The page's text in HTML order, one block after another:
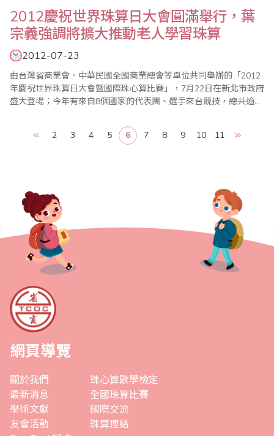
2012慶祝世界珠算日大會圓滿舉行，葉
宗義強調將擴大推動老人學習珠算
2012-07-23
由台灣省商業會、中華民國全國商業總會等單位共同舉辦的「2012
年慶祝世界珠算日大會暨國際珠心算比賽」，7月22日在新北市政府
盛大登場；今年有來自8個國家的代表團、選手來台競技，總共逾
長葉宗義(見左圖)致詞強調，珠算已成為每個人終身學習的有效工
具，省商會計畫進一步推動成立「台灣珠心算千人俱樂部」，以老
2 3 4 5 6 7 8 9 10 11
網頁導覽
關於我們
最新消息
學術文獻
友會活動
珠心算數學檢定
全國珠算比賽
國際交流
珠算連結